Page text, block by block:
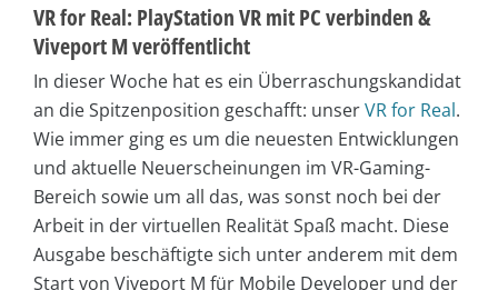
VR for Real: PlayStation VR mit PC verbinden &
Viveport M veröffentlicht
In dieser Woche hat es ein Überraschungskandidat
an die Spitzenposition geschafft: unserVR for Real.
Wie immer ging es um die neuesten Entwicklungen
und aktuelle Neuerscheinungen im VR-Gaming-
Bereich sowie um all das, was sonst noch bei der
Arbeit in der virtuellen Realität Spaß macht. Diese
Ausgabe beschäftigte sich unter anderem mit dem
Start von Viveport M für Mobile Developer und der